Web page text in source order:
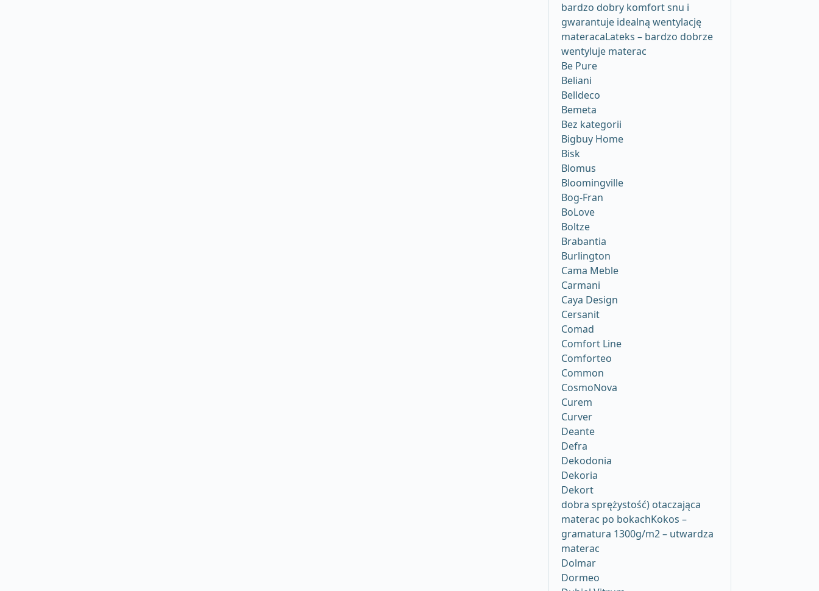
bardzo dobry komfort snu i
gwarantuje idealną wentylację
materacaLateks – bardzo dobrze
wentyluje materac
Be Pure
Beliani
Belldeco
Bemeta
Bez kategorii
Bigbuy Home
Bisk
Blomus
Bloomingville
Bog-Fran
BoLove
Boltze
Brabantia
Burlington
Cama Meble
Carmani
Caya Design
Cersanit
Comad
Comfort Line
Comforteo
Common
CosmoNova
Curem
Curver
Deante
Defra
Dekodonia
Dekoria
Dekort
dobra sprężystość) otaczająca
materac po bokachKokos –
gramatura 1300g/m2 – utwardza
materac
Dolmar
Dormeo